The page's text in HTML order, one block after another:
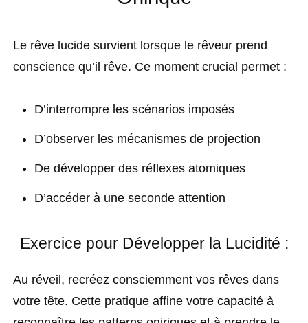
Le rêve lucide survient lorsque le rêveur prend
conscience qu’il rêve. Ce moment crucial permet :
D’interrompre les scénarios imposés
D’observer les mécanismes de projection
De développer des réflexes atomiques
D’accéder à une seconde attention
Exercice pour Développer la Lucidité :
Au réveil, recréez consciemment vos rêves dans
votre tête. Cette pratique affine votre capacité à